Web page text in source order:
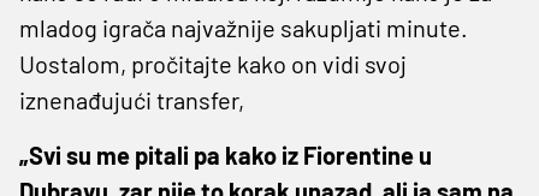
mladog igrača najvažnije sakupljati minute.
Uostalom, pročitajte kako on vidi svoj
iznenađujući transfer,
„Svi su me pitali pa kako iz Fiorentine u